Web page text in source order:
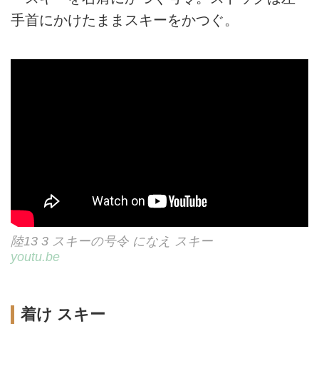
手首にかけたままスキーをかつぐ。
陸13 3 スキーの号令 になえ スキー
youtu.be
着け スキー